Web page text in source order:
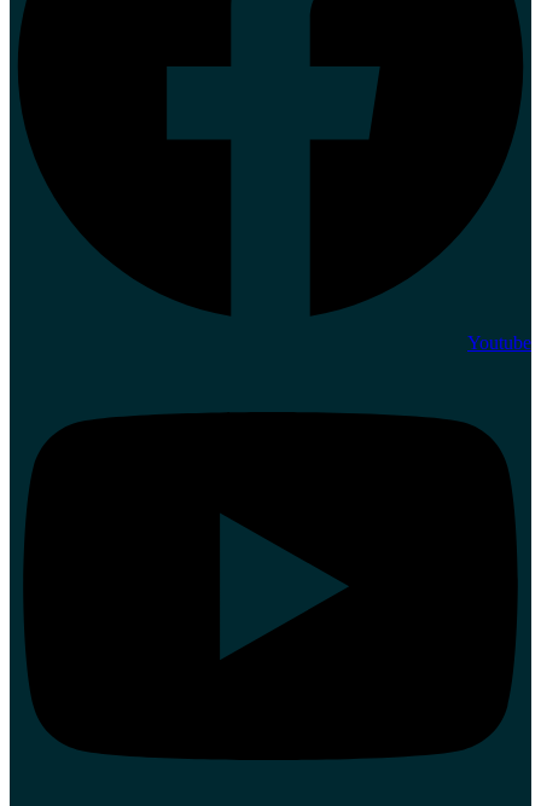
Youtube